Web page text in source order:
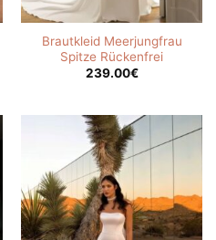
Brautkleid Meerjungfrau
Spitze Rückenfrei
239.00€